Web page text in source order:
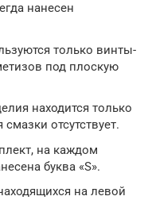
нанесен
только винты-
под плоскую
находится только
отсутствует.
на каждом
буква «S».
на левой